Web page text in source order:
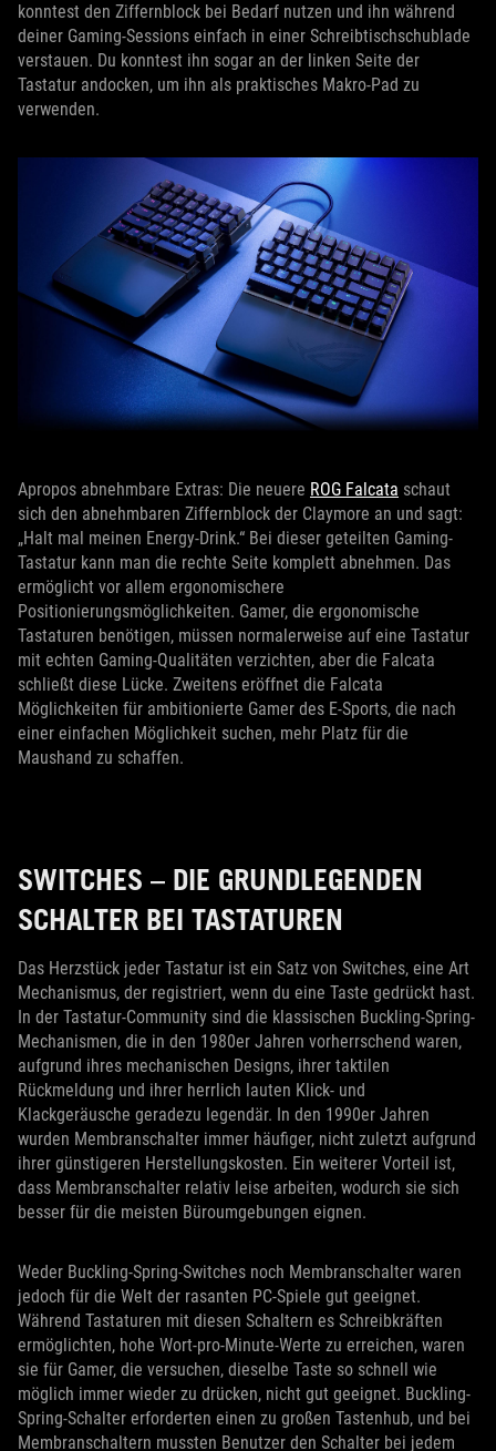
konntest den Ziffernblock bei Bedarf nutzen und ihn während
deiner Gaming-Sessions einfach in einer Schreibtischschublade
verstauen. Du konntest ihn sogar an der linken Seite der
Tastatur andocken, um ihn als praktisches Makro-Pad zu
verwenden.
Apropos abnehmbare Extras: Die neuere ROG Falcata schaut
sich den abnehmbaren Ziffernblock der Claymore an und sagt:
„Halt mal meinen Energy-Drink.“ Bei dieser geteilten Gaming-
Tastatur kann man die rechte Seite komplett abnehmen. Das
ermöglicht vor allem ergonomischere
Positionierungsmöglichkeiten. Gamer, die ergonomische
Tastaturen benötigen, müssen normalerweise auf eine Tastatur
mit echten Gaming-Qualitäten verzichten, aber die Falcata
schließt diese Lücke. Zweitens eröffnet die Falcata
Möglichkeiten für ambitionierte Gamer des E-Sports, die nach
einer einfachen Möglichkeit suchen, mehr Platz für die
Maushand zu schaffen.
SWITCHES – DIE GRUNDLEGENDEN
SCHALTER BEI TASTATUREN
Das Herzstück jeder Tastatur ist ein Satz von Switches, eine Art
Mechanismus, der registriert, wenn du eine Taste gedrückt hast.
In der Tastatur-Community sind die klassischen Buckling-Spring-
Mechanismen, die in den 1980er Jahren vorherrschend waren,
aufgrund ihres mechanischen Designs, ihrer taktilen
Rückmeldung und ihrer herrlich lauten Klick- und
Klackgeräusche geradezu legendär. In den 1990er Jahren
wurden Membranschalter immer häufiger, nicht zuletzt aufgrund
ihrer günstigeren Herstellungskosten. Ein weiterer Vorteil ist,
dass Membranschalter relativ leise arbeiten, wodurch sie sich
besser für die meisten Büroumgebungen eignen.
Weder Buckling-Spring-Switches noch Membranschalter waren
jedoch für die Welt der rasanten PC-Spiele gut geeignet.
Während Tastaturen mit diesen Schaltern es Schreibkräften
ermöglichten, hohe Wort-pro-Minute-Werte zu erreichen, waren
sie für Gamer, die versuchen, dieselbe Taste so schnell wie
möglich immer wieder zu drücken, nicht gut geeignet. Buckling-
Spring-Schalter erforderten einen zu großen Tastenhub, und bei
Membranschaltern mussten Benutzer den Schalter bei jedem